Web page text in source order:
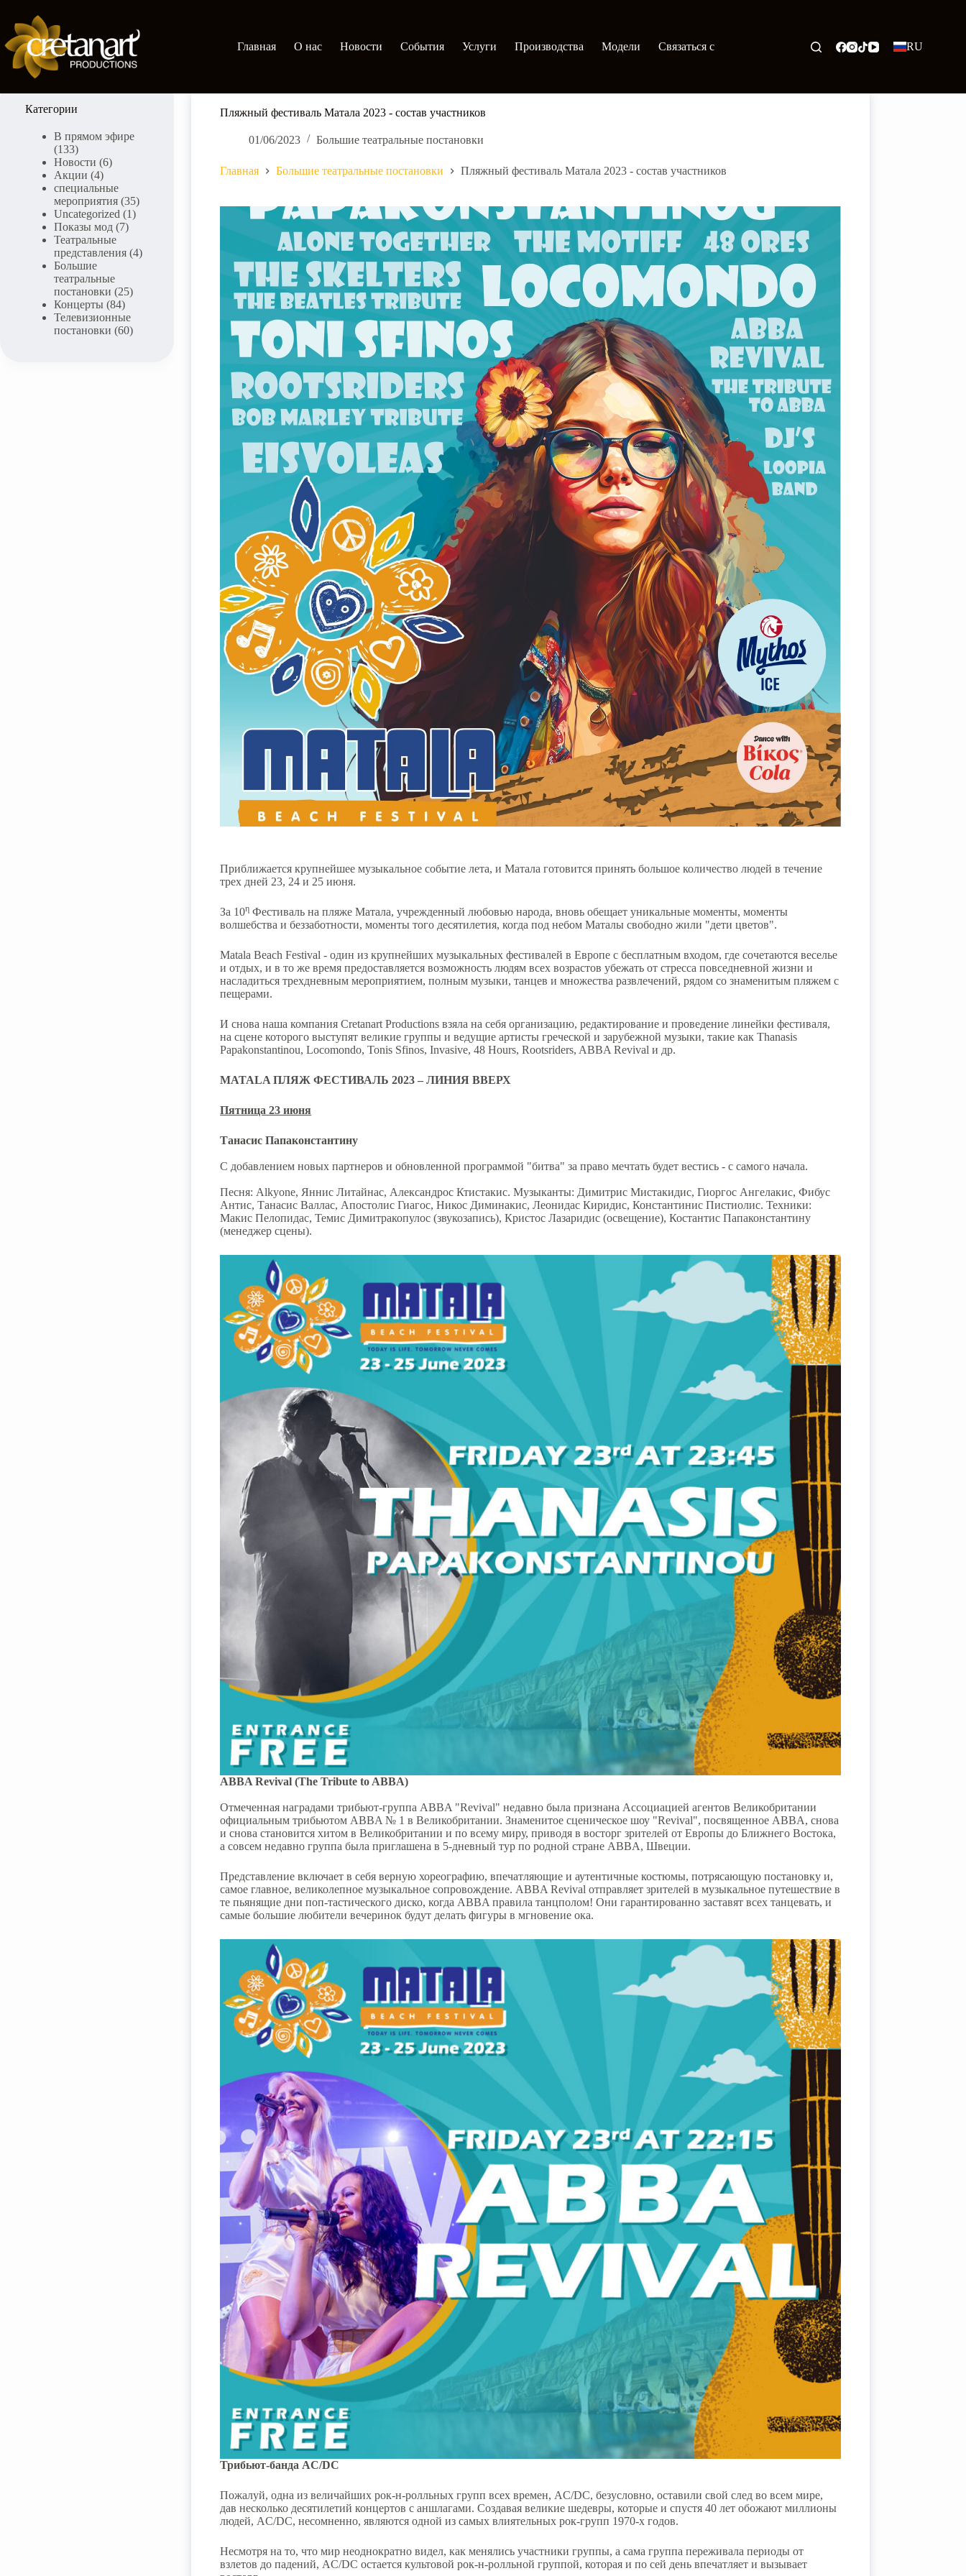
content
Главная
О нас Новости События Услуги Производства Модели Связаться с RU
Пляжный фестиваль Матала 2023 - состав участников
01/06/2023 Большие театральные постановки
Главная Большие театральные постановки Пляжный фестиваль Матала 2023 - состав участников
Приближается крупнейшее музыкальное событие лета, и Матала готовится принять большое количество людей в течение
трех дней 23, 24 и 25 июня.
За 10η Фестиваль на пляже Матала, учрежденный любовью народа, вновь обещает уникальные моменты, моменты
волшебства и беззаботности, моменты того десятилетия, когда под небом Маталы свободно жили "дети цветов".
Matala Beach Festival - один из крупнейших музыкальных фестивалей в Европе с бесплатным входом, где сочетаются веселье
и отдых, и в то же время предоставляется возможность людям всех возрастов убежать от стресса повседневной жизни и
насладиться трехдневным мероприятием, полным музыки, танцев и множества развлечений, рядом со знаменитым пляжем с
пещерами.
И снова наша компания Cretanart Productions взяла на себя организацию, редактирование и проведение линейки фестиваля,
на сцене которого выступят великие группы и ведущие артисты греческой и зарубежной музыки, такие как Thanasis
Papakonstantinou, Locomondo, Tonis Sfinos, Invasive, 48 Hours, Rootsriders, ABBA Revival и др.
MATALA ПЛЯЖ ФЕСТИВАЛЬ 2023 –ЛИНИЯ ВВЕРХ
Пятница 23 июня
Танасис Папаконстантину
С добавлением новых партнеров и обновленной программой "битва" за право мечтать будет вестись - с самого начала.
Песня: Alkyone, Яннис Литайнас, Александрос Ктистакис. Музыканты: Димитрис Мистакидис, Гиоргос Ангелакис, Фибус
Антис, Танасис Валлас, Апостолис Гиагос, Никос Диминакис, Леонидас Киридис, Константинис Пистиолис. Техники:
Макис Пелопидас, Темис Димитракопулос (звукозапись), Кристос Лазаридис (освещение), Костантис Папаконстантину
(менеджер сцены).
ABBA Revival (The Tribute to ABBA)
Отмеченная наградами трибьют-группа ABBA "Revival" недавно была признана Ассоциацией агентов Великобритании
официальным трибьютом ABBA № 1 в Великобритании. Знаменитое сценическое шоу "Revival", посвященное ABBA, снова
и снова становится хитом в Великобритании и по всему миру, приводя в восторг зрителей от Европы до Ближнего Востока,
а совсем недавно группа была приглашена в 5-дневный тур по родной стране ABBA, Швеции.
Представление включает в себя верную хореографию, впечатляющие и аутентичные костюмы, потрясающую постановку и,
самое главное, великолепное музыкальное сопровождение. ABBA Revival отправляет зрителей в музыкальное путешествие в
те пьянящие дни поп-тастического диско, когда ABBA правила танцполом! Они гарантированно заставят всех танцевать, и
самые большие любители вечеринок будут делать фигуры в мгновение ока.
Трибьют-банда AC/DC
Пожалуй, одна из величайших рок-н-ролльных групп всех времен, AC/DC, безусловно, оставили свой след во всем мире,
дав несколько десятилетий концертов с аншлагами. Создавая великие шедевры, которые и спустя 40 лет обожают миллионы
людей, AC/DC, несомненно, являются одной из самых влиятельных рок-групп 1970-х годов.
Несмотря на то, что мир неоднократно видел, как менялись участники группы, а сама группа переживала периоды от
взлетов до падений, AC/DC остается культовой рок-н-ролльной группой, которая и по сей день впечатляет и вызывает
Категории
В прямом эфире
(133)
Новости (6)
Акции (4)
специальные
мероприятия (35)
Uncategorized (1)
Показы мод (7)
Театральные
представления (4)
Большие
театральные
постановки (25)
Концерты (84)
Телевизионные
постановки (60)